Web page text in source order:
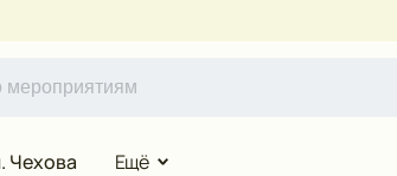
Чехова Ещё